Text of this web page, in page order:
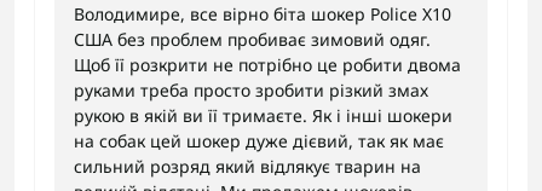
Володимире, все вірно біта шокер Police X10
США без проблем пробиває зимовий одяг.
Щоб її розкрити не потрібно це робити двома
руками треба просто зробити різкий змах
рукою в якій ви її тримаєте. Як і інші шокери
на собак цей шокер дуже дієвий, так як має
сильний розряд який відлякує тварин на